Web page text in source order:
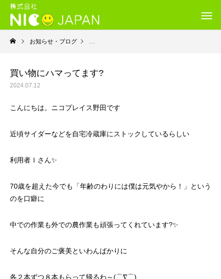
お知らせ・ブログ 就労継続支援Ｂ型・ニコプレイス
買い物にハマってます?
2024.07.12
こんにちは。ニコプレイス野田です
近頃サイダーなどを自宅冷蔵庫にストックしているらしい
利用者Ｉさん✨
70歳を超えた今でも「年齢のわりには僕は元気やから！」という
のを口癖に
中での作業も外での農作業も頑張ってくれています?✨
そんな自分のご褒美といわんばかりに
各２本ずつ８本もらって帰るわ～(⌒∇⌒)